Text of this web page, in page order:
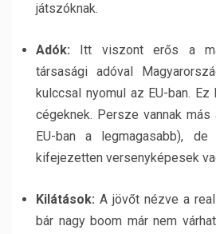
játszóknak.
Adók: Itt viszont erős a
társasági adóval
kulccsal nyomul az EU-ban.
cégeknek. Persze vannak
EU-ban a legmagasabb),
kifejezetten versenyképesek
Kilátások: A jövőt nézve a
bár nagy boom már nem